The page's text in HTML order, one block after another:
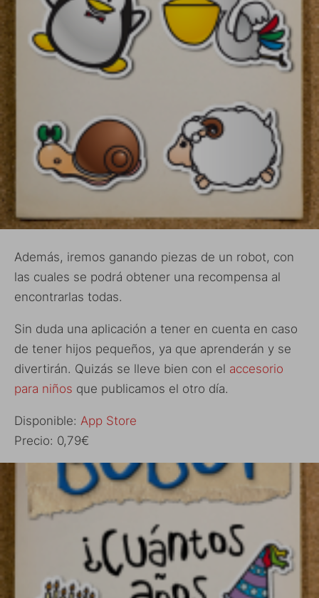
Además, iremos ganando piezas de un robot, con
las cuales se podrá obtener una recompensa al
encontrarlas todas.
Sin duda una aplicación a tener en cuenta en caso
de tener hijos pequeños, ya que aprenderán y se
divertirán. Quizás se lleve bien con el accesorio
para niños que publicamos el otro día.
Disponible: App Store
Precio: 0,79€